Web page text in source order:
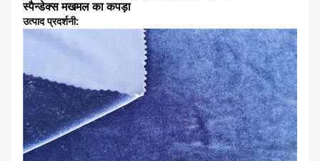
स्पैन्डेक्स मखमल का कपड़ा
उत्पाद प्रदर्शनी: